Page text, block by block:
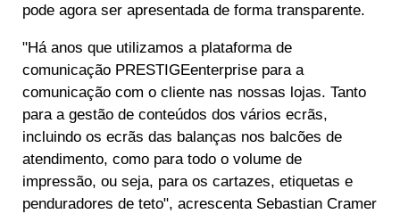
pode agora ser apresentada de forma transparente.
"Há anos que utilizamos a plataforma de
comunicação PRESTIGEenterprise para a
comunicação com o cliente nas nossas lojas. Tanto
para a gestão de conteúdos dos vários ecrãs,
incluindo os ecrãs das balanças nos balcões de
atendimento, como para todo o volume de
impressão, ou seja, para os cartazes, etiquetas e
penduradores de teto", acrescenta Sebastian Cramer